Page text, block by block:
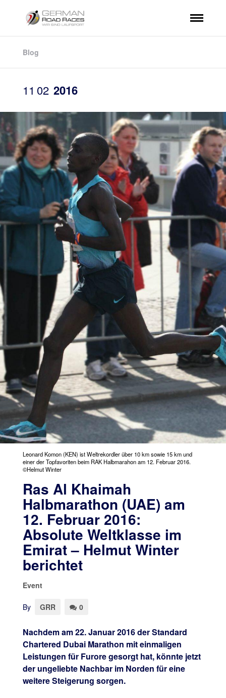
Blog
11 02 2016
Leonard Komon (KEN) ist Weltrekordler über 10 km sowie 15 km und
einer der Topfavoriten beim RAK Halbmarahon am 12. Februar 2016.
©Helmut Winter
Ras Al Khaimah
Halbmarathon (UAE) am
12. Februar 2016:
Absolute Weltklasse im
Emirat – Helmut Winter
berichtet
Event
By GRR 0
Nachdem am 22. Januar 2016 der Standard
Chartered Dubai Marathon mit einmaligen
Leistungen für Furore gesorgt hat, könnte jetzt
der ungeliebte Nachbar im Norden für eine
weitere Steigerung sorgen.